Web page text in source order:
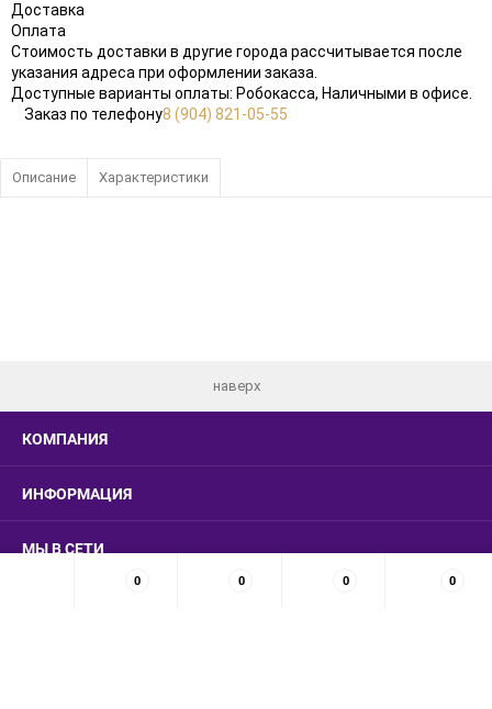
Доставка
Оплата
Стоимость доставки в другие города рассчитывается после
указания адреса при оформлении заказа.
Доступные варианты оплаты: Робокасса, Наличными в офисе.
Заказ по телефону8 (904) 821-05-55
Описание Характеристики
наверх
КОМПАНИЯ
ИНФОРМАЦИЯ
МЫ В СЕТИ
0 0 0 0